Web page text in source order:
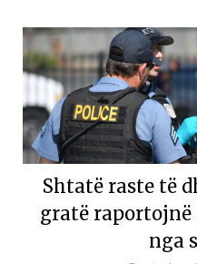
Shtatë raste të
gratë raportojnë
nga